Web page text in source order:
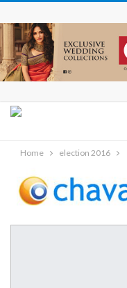
Home election 2016